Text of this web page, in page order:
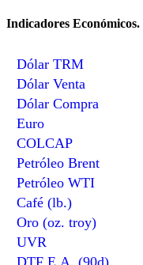
Indicadores Económicos.
Dólar TRM
Dólar Venta
Dólar Compra
Euro
COLCAP
Petróleo Brent
Petróleo WTI
Café (lb.)
Oro (oz. troy)
UVR
DTF E.A. (90d)